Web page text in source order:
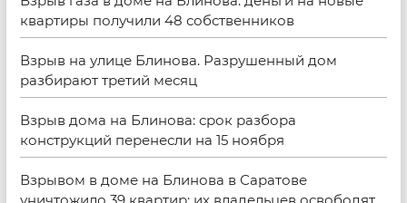
квартиры получили 48 собственников
Взрыв на улице Блинова. Разрушенный дом
разбирают третий месяц
Взрыв дома на Блинова: срок разбора
конструкций перенесли на 15 ноября
Взрывом в доме на Блинова в Саратове